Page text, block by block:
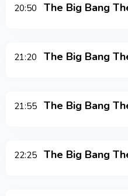
20:50 The Big Bang
21:20 The Big Bang
21:55 The Big Bang
22:25 The Big Bang